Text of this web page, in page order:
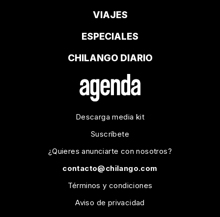
VIAJES
ESPECIALES
CHILANGO DIARIO
Descarga media kit
Suscríbete
¿Quieres anunciarte con nosotros?
contacto@chilango.com
Términos y condiciones
Aviso de privacidad